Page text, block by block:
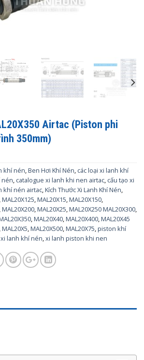
Airtac (Piston phi
350mm)
khí nén,Ben Hơi Khí Nén, các loại xi lanh khí
nén, catalogue xi lanh khi nen airtac, cấu tạo xi
khí nén airtac,Kích Thước Xi Lanh Khí Nén,
,MAL20X125,MAL20X15,MAL20X150,
,MAL20X200,MAL20X25,MAL20X250 MAL20X300,
,MAL20X40,MAL20X400,MAL20X45
,MAL20X5,MAL20X500,MAL20X75,piston khí
lanh khí nén,xi lanh piston khi nen